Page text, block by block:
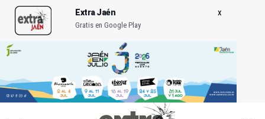
Extra Jaén
Gratis en Google Play